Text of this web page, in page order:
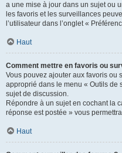
a une mise à jour dans un sujet ou
les favoris et les surveillances
l’utilisateur dans l’onglet «
Haut
Comment mettre en favoris ou
Vous pouvez ajouter aux favoris ou
approprié dans le menu « Outils de
sujet de discussion.
Répondre à un sujet en cochant la
réponse est postée » vous
Haut